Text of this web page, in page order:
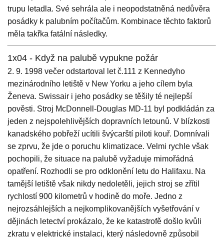
trupu letadla. Své sehrála ale i neopodstatněná nedůvěra
posádky k palubním počítačům. Kombinace těchto faktorů
měla takřka fatální následky.
1x04 - Když na palubě vypukne požár
2. 9. 1998 večer odstartoval let č.111 z Kennedyho
mezinárodního letiště v New Yorku a jeho cílem byla
Ženeva. Swissair i jeho posádky se těšily té nejlepší
pověsti. Stroj McDonnell-Douglas MD-11 byl podkládán za
jeden z nejspolehlivějších dopravních letounů. V blízkosti
kanadského pobřeží ucítili švýcarští piloti kouř. Domnívali
se zprvu, že jde o poruchu klimatizace. Velmi rychle však
pochopili, že situace na palubě vyžaduje mimořádná
opatření. Rozhodli se pro odklonění letu do Halifaxu. Na
tamější letiště však nikdy nedoletěli, jejich stroj se zřítil
rychlostí 900 kilometrů v hodině do moře. Jedno z
nejrozsáhlejších a nejkomplikovanějších vyšetřování v
dějinách letectví prokázalo, že ke katastrofě došlo kvůli
zkratu v elektrické instalaci, který následovně způsobil